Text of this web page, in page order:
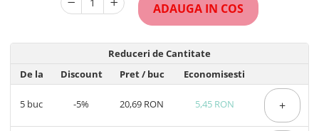
ADAUGA IN COS
Reduceri de Cantitate
De la
Discount Pret/ buc Economisesti
5 buc -5% 20,69 RON 5,45 RON +